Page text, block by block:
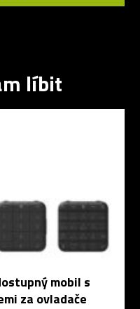
líbit
mobil s
za ovladače